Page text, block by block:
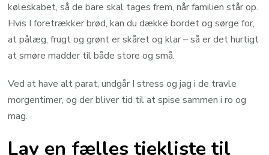
køleskabet, så de bare skal tages frem, når familien står op.
Hvis I foretrækker brød, kan du dække bordet og sørge for,
at pålæg, frugt og grønt er skåret og klar – så er det hurtigt
at smøre madder til både store og små.
Ved at have alt parat, undgår I stress og jag i de travle
morgentimer, og der bliver tid til at spise sammen i ro og
mag.
Lav en fælles tjekliste til